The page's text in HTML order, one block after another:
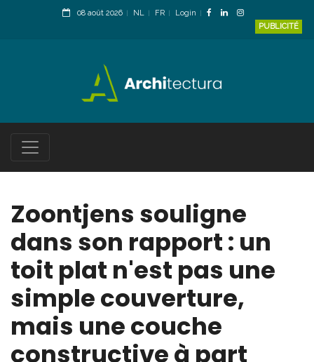
08 août 2026 NL FR
Login
PUBLICITÉ
Zoontjens souligne
dans son rapport : un
toit plat n'est pas une
simple couverture,
mais une couche
constructive à part